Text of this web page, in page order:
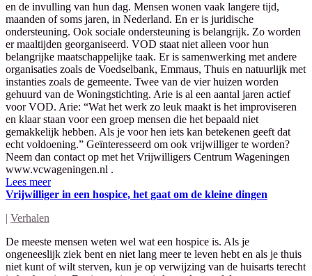
en de invulling van hun dag. Mensen wonen vaak langere tijd,
maanden of soms jaren, in Nederland. En er is juridische
ondersteuning. Ook sociale ondersteuning is belangrijk. Zo worden
er maaltijden georganiseerd. VOD staat niet alleen voor hun
belangrijke maatschappelijke taak. Er is samenwerking met andere
organisaties zoals de Voedselbank, Emmaus, Thuis en natuurlijk met
instanties zoals de gemeente. Twee van de vier huizen worden
gehuurd van de Woningstichting. Arie is al een aantal jaren actief
voor VOD. Arie: “Wat het werk zo leuk maakt is het improviseren
en klaar staan voor een groep mensen die het bepaald niet
gemakkelijk hebben. Als je voor hen iets kan betekenen geeft dat
echt voldoening.” Geïnteresseerd om ook vrijwilliger te worden?
Neem dan contact op met het Vrijwilligers Centrum Wageningen
www.vcwageningen.nl .
Lees meer
Vrijwilliger in een hospice, het gaat om de kleine dingen
| Verhalen
De meeste mensen weten wel wat een hospice is. Als je
ongeneeslijk ziek bent en niet lang meer te leven hebt en als je thuis
niet kunt of wilt sterven, kun je op verwijzing van de huisarts terecht